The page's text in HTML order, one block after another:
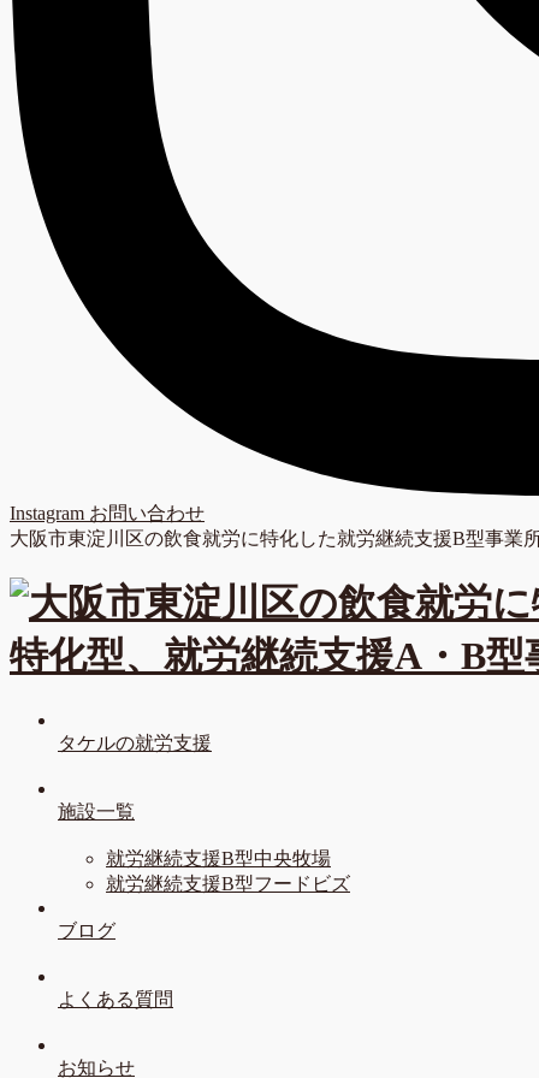
Instagram お問い合わせ
大阪市東淀川区の飲食就労に特化した就労継続支援B型事業
タケルの就労支援
施設一覧
就労継続支援B型中央牧場
就労継続支援B型フードビズ
ブログ
よくある質問
お知らせ